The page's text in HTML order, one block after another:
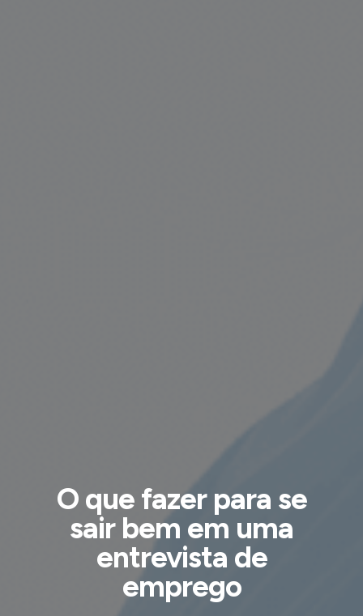
O que fazer para se
sair bem em uma
entrevista de
emprego